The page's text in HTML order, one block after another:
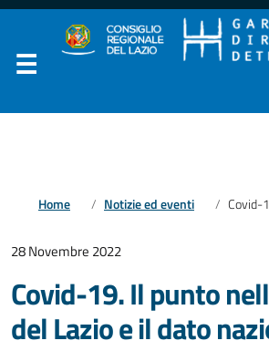
Home Notizie ed eventi Covid-19. Il
28 Novembre 2022
Covid-19. Il punto
del Lazio e il dato